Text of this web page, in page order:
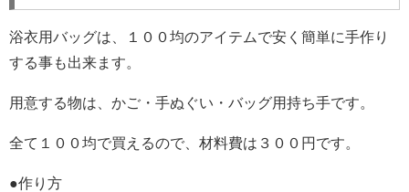
浴衣用バッグは、１００均のアイテムで安く簡単に手作り
する事も出来ます。
用意する物は、かご・手ぬぐい・バッグ用持ち手です。
全て１００均で買えるので、材料費は３００円です。
●作り方